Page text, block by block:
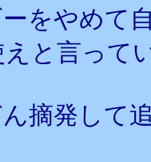
をやめて
と言って
摘発して